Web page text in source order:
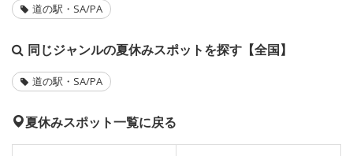
道の駅・SA/PA
同じジャンルの夏休みスポットを探す【全国】
道の駅・SA/PA
夏休みスポット一覧に戻る